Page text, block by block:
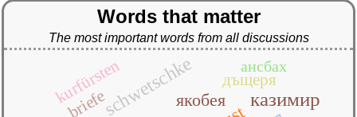
Words that matter
The most important words from all discussions
казимир
schwetschkeякобея
briefe
kurfürsten дъщеря
ансбах